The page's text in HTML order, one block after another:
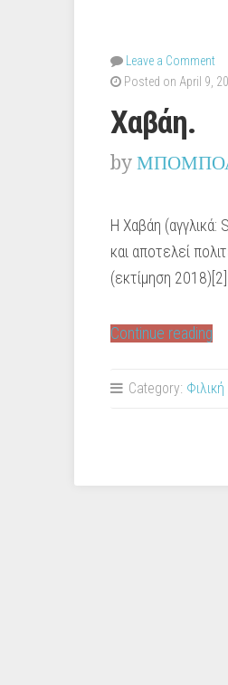
Leave a Comment
Posted on April 9,
Χαβάη.
by
Η Χαβάη (αγγλικά:
και αποτελεί
(εκτίμηση
Continue reading
Category: